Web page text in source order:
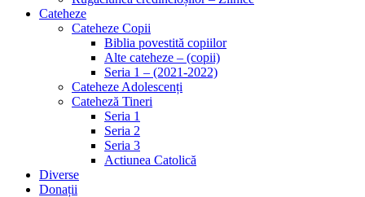
Cateheze
Cateheze Copii
Biblia povestită copiilor
Alte cateheze – (copii)
Seria 1 – (2021-2022)
Cateheze Adolescenți
Cateheză Tineri
Seria 1
Seria 2
Seria 3
Actiunea Catolică
Diverse
Donații